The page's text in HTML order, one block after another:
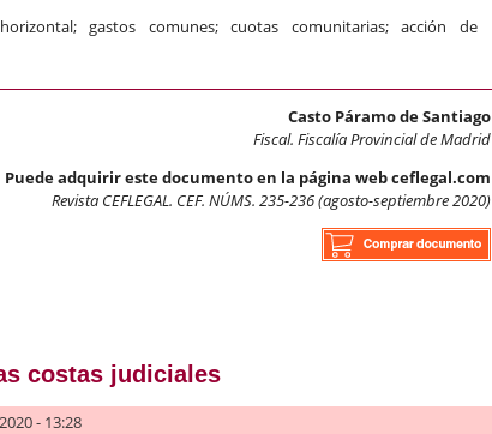
gastos comunes; cuotas comunitarias; acción de
Casto Páramo de Santiago
Fiscal. Fiscalía Provincial de Madrid
Puede adquirir este documento en la página web ceflegal.com
Revista CEFLEGAL. CEF. NÚMS. 235-236 (agosto-septiembre 2020)
costas judiciales
- 13:28